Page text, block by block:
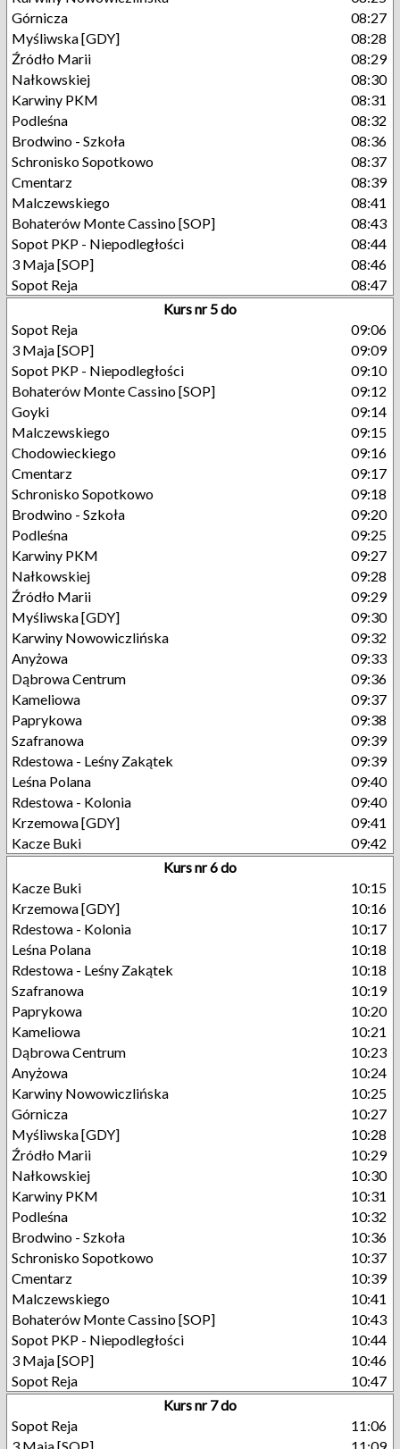
Górnicza
08:27
Myśliwska [GDY]
08:28
Źródło Marii
08:29
Nałkowskiej
08:30
Karwiny PKM
08:31
Podleśna
08:32
Brodwino - Szkoła
08:36
Schronisko Sopotkowo
08:37
Cmentarz
08:39
Malczewskiego
08:41
Bohaterów Monte Cassino [SOP]
08:43
Sopot PKP - Niepodległości
08:44
3 Maja [SOP]
08:46
Sopot Reja
08:47
Kurs nr 5 do
Sopot Reja
09:06
3 Maja [SOP]
09:09
Sopot PKP - Niepodległości
09:10
Bohaterów Monte Cassino [SOP]
09:12
Goyki
09:14
Malczewskiego
09:15
Chodowieckiego
09:16
Cmentarz
09:17
Schronisko Sopotkowo
09:18
Brodwino - Szkoła
09:20
Podleśna
09:25
Karwiny PKM
09:27
Nałkowskiej
09:28
Źródło Marii
09:29
Myśliwska [GDY]
09:30
Karwiny Nowowiczlińska
09:32
Anyżowa
09:33
Dąbrowa Centrum
09:36
Kameliowa
09:37
Paprykowa
09:38
Szafranowa
09:39
Rdestowa - Leśny Zakątek
09:39
Leśna Polana
09:40
Rdestowa - Kolonia
09:40
Krzemowa [GDY]
09:41
Kacze Buki
09:42
Kurs nr 6 do
Kacze Buki
10:15
Krzemowa [GDY]
10:16
Rdestowa - Kolonia
10:17
Leśna Polana
10:18
Rdestowa - Leśny Zakątek
10:18
Szafranowa
10:19
Paprykowa
10:20
Kameliowa
10:21
Dąbrowa Centrum
10:23
Anyżowa
10:24
Karwiny Nowowiczlińska
10:25
Górnicza
10:27
Myśliwska [GDY]
10:28
Źródło Marii
10:29
Nałkowskiej
10:30
Karwiny PKM
10:31
Podleśna
10:32
Brodwino - Szkoła
10:36
Schronisko Sopotkowo
10:37
Cmentarz
10:39
Malczewskiego
10:41
Bohaterów Monte Cassino [SOP]
10:43
Sopot PKP - Niepodległości
10:44
3 Maja [SOP]
10:46
Sopot Reja
10:47
Kurs nr 7 do
Sopot Reja
11:06